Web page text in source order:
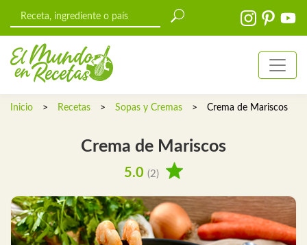
Inicio > Recetas > Sopas y Cremas > Crema de Mariscos
Crema de Mariscos
5.0 (2)